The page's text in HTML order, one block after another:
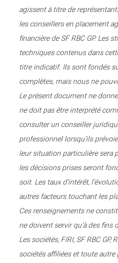
agissent à titre de
les conseillers en placement
financière de SF RBC GP. Les
techniques contenus dans
titre indicatif. Ils sont fondés
complètes, mais nous ne
Le présent document ne
ne doit pas être interprété
consulter un conseiller
professionnel lorsqu’ils
leur situation particulière sera
les décisions prises seront
soit. Les taux d’intérêt,
autres facteurs touchant les
Ces renseignements ne
ne doivent servir qu’à des fins
Les sociétés, FIRI, SF RBC GP,
sociétés affiliées et toute autre